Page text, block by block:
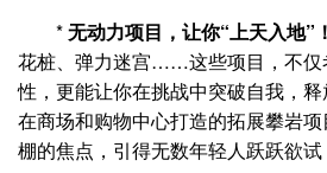
*无动力项目，让你“上天入地”！
花桩、弹力迷宫……这些项目，不仅
性，更能让你在挑战中突破自我，
在商场和购物中心打造的拓展攀岩
棚的焦点，引得无数年轻人跃跃欲试